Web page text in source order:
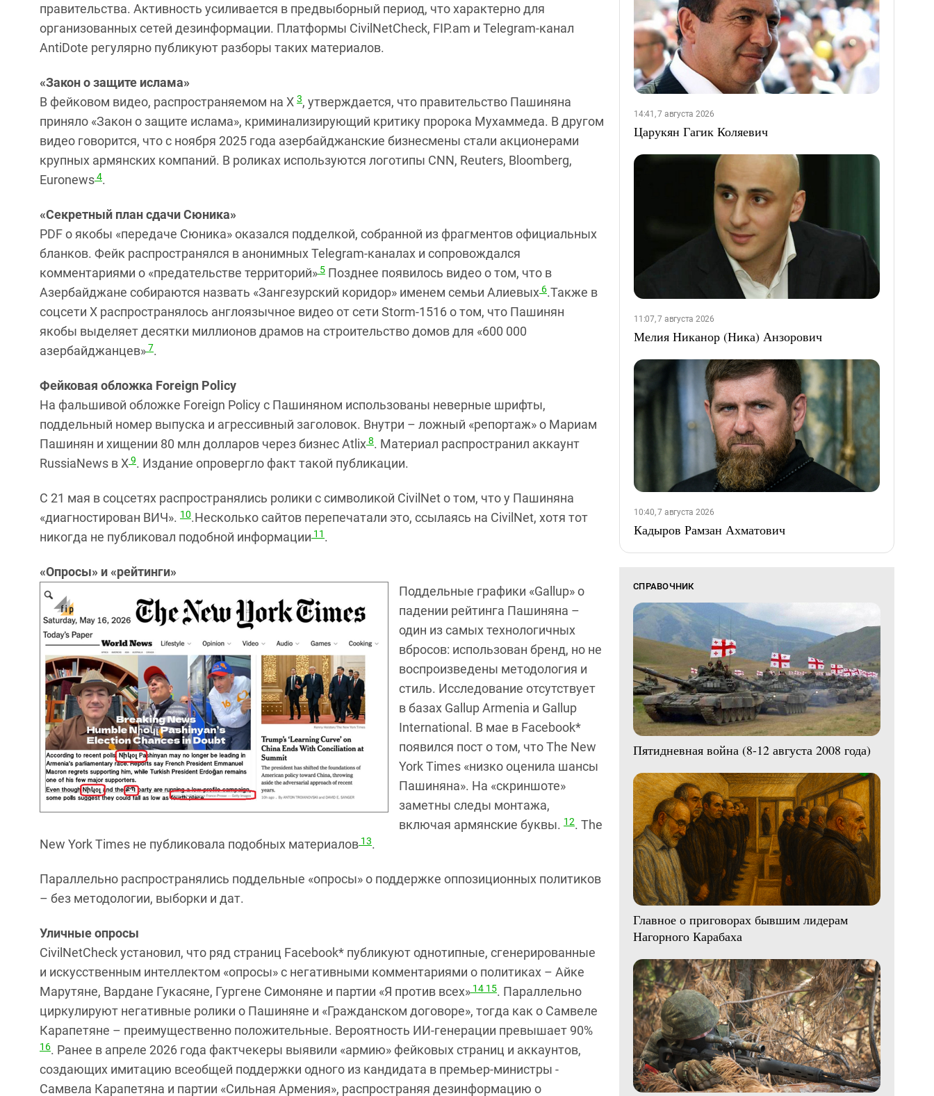
правительства. Активность усиливается в предвыборный период, что характерно для
организованных сетей дезинформации. Платформы CivilNetCheck, FIP.am и Telegram‑канал
AntiDote регулярно публикуют разборы таких материалов.
«Закон о защите ислама»
В фейковом видео, распространяемом на X 3, утверждается, что правительство Пашиняна
приняло «Закон о защите ислама», криминализирующий критику пророка Мухаммеда. В другом
видео говорится, что с ноября 2025 года азербайджанские бизнесмены стали акционерами
крупных армянских компаний. В роликах используются логотипы CNN, Reuters, Bloomberg,
Euronews4.
«Секретный план сдачи Сюника»
PDF о якобы «передаче Сюника» оказался подделкой, собранной из фрагментов официальных
бланков. Фейк распространялся в анонимных Telegram‑каналах и сопровождался
комментариями о «предательстве территорий» 5 Позднее появилось видео о том, что в
Азербайджане собираются назвать «Зангезурский коридор» именем семьи Алиевых 6.Также в
соцсети X распространялось англоязычное видео от сети Storm‑1516 о том, что Пашинян
якобы выделяет десятки миллионов драмов на строительство домов для «600 000
азербайджанцев»7.
Фейковая обложка Foreign Policy
На фальшивой обложке Foreign Policy с Пашиняном использованы неверные шрифты,
поддельный номер выпуска и агрессивный заголовок. Внутри – ложный «репортаж» о Мариам
Пашинян и хищении 80 млн долларов через бизнес Atlix8. Материал распространил аккаунт
RussiaNews в X9. Издание опровергло факт такой публикации.
С 21 мая в соцсетях распространялись ролики с символикой CivilNet о том, что у Пашиняна
«диагностирован ВИЧ». 10.Несколько сайтов перепечатали это, ссылаясь на CivilNet, хотя тот
никогда не публиковал подобной информации 11 .
«Опросы» и «рейтинги»
Поддельные графики «Gallup» о
падении рейтинга Пашиняна –
один из самых технологичных
вбросов: использован бренд, но не
воспроизведены методология и
стиль. Исследование отсутствует
в базах Gallup Armenia и Gallup
International. В мае в Facebook*
появился пост о том, что The New
York Times «низко оценила шансы
Пашиняна». На «скриншоте»
заметны следы монтажа,
включая армянские буквы. 12. The
New York Times не публиковала подобных материалов 13.
Параллельно распространялись поддельные «опросы» о поддержке оппозиционных политиков
– без методологии, выборки и дат.
Уличные опросы
CivilNetCheck установил, что ряд страниц Facebook* публикуют однотипные, сгенерированные
и искусственным интеллектом «опросы» с негативными комментариями о политиках – Айке
Марутяне, Вардане Гукасяне, Гургене Симоняне и партии «Я против всех» 14 15. Параллельно
циркулируют негативные ролики о Пашиняне и «Гражданском договоре», тогда как о Самвеле
Карапетяне – преимущественно положительные. Вероятность ИИ‑генерации превышает 90%
16. Ранее в апреле 2026 года фактчекеры выявили «армию» фейковых страниц и аккаунтов,
создающих имитацию всеобщей поддержки одного из кандидата в премьер-министры -
Самвела Карапетяна и партии «Сильная Армения», распространяя дезинформацию о
14:41, 7 августа 2026
Царукян Гагик Коляевич
11:07, 7 августа 2026
Мелия Никанор (Ника) Анзорович
10:40, 7 августа 2026
Кадыров Рамзан Ахматович
СПРАВОЧНИК
Пятидневная война (8-12 августа 2008 года)
Главное о приговорах бывшим лидерам
Нагорного Карабаха